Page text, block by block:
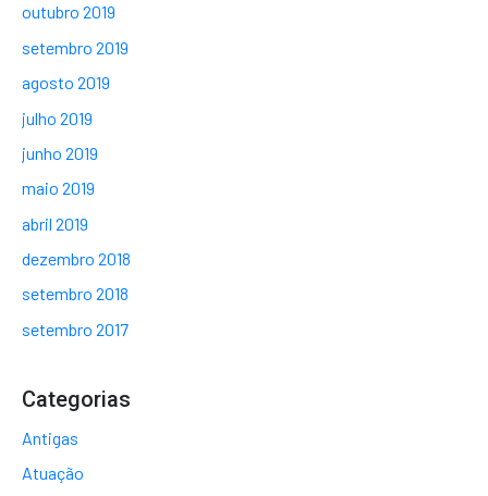
outubro 2019
setembro 2019
agosto 2019
julho 2019
junho 2019
maio 2019
abril 2019
dezembro 2018
setembro 2018
setembro 2017
Categorias
Antigas
Atuação